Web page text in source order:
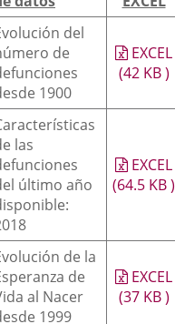
del
de
1900
EXCEL
(42 KB)
las
último año
EXCEL
(64.5 KB)
de la
de
al Nacer
1999
EXCEL
(37 KB)